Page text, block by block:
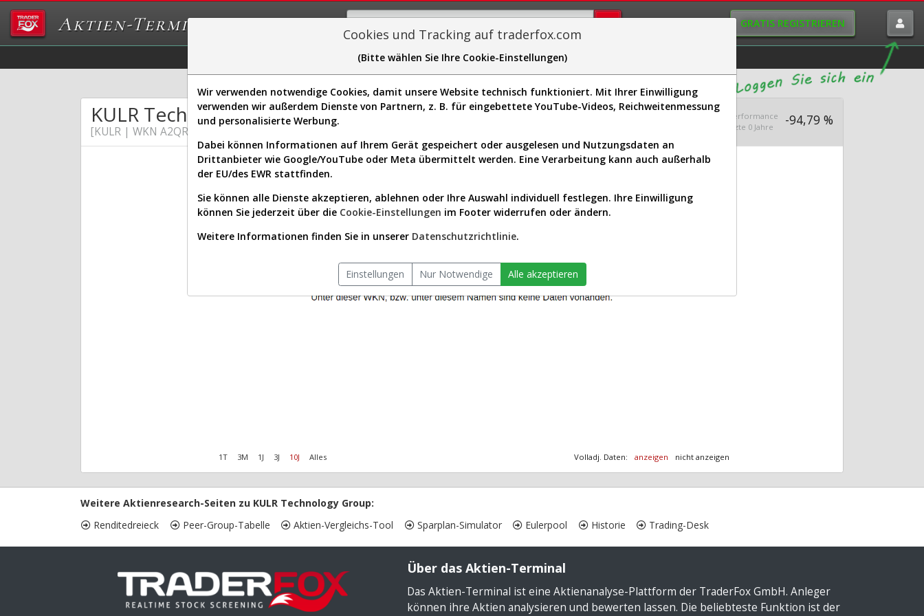
Aktien-Terminal GRATIS REGISTRIEREN
Sector-Spider Easy-Scan Visualizations
KULR Technology Group Inc.
[KULR | WKN A2QRSQ | ISIN US50125G1094]
Ø Performance
letzte 0 Jahre
-94,79 %
1T 3M 1J 3J 10J Alles Volladj. Daten: anzeigen nicht anzeigen
Weitere Aktienresearch-Seiten zu KULR Technology Group:
Renditedreieck
Peer-Group-Tabelle Aktien-Vergleichs-Tool Sparplan-Simulator Eulerpool Historie Trading-Desk
Über das Aktien-Terminal
Das Aktien-Terminal ist eine Aktienanalyse-Plattform der TraderFox GmbH. Anleger
können ihre Aktien analysieren und bewerten lassen. Die beliebteste Funktion ist der
Cookies und Tracking auf traderfox.com
(Bitte wählen Sie Ihre Cookie-Einstellungen)
Wir verwenden notwendige Cookies, damit unsere Website technisch funktioniert. Mit Ihrer Einwilligung
verwenden wir außerdem Dienste von Partnern, z. B. für eingebettete YouTube-Videos, Reichweitenmessung
und personalisierte Werbung.
Dabei können Informationen auf Ihrem Gerät gespeichert oder ausgelesen und Nutzungsdaten an
Drittanbieter wie Google/YouTube oder Meta übermittelt werden. Eine Verarbeitung kann auch außerhalb
der EU/des EWR stattfinden.
Sie können alle Dienste akzeptieren, ablehnen oder Ihre Auswahl individuell festlegen. Ihre Einwilligung
können Sie jederzeit über die Cookie-Einstellungen im Footer widerrufen oder ändern.
Weitere Informationen finden Sie in unserer Datenschutzrichtlinie.
Einstellungen Nur Notwendige Alle akzeptieren